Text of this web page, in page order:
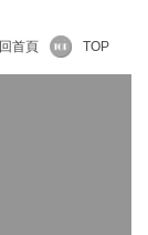
回首頁 TOP